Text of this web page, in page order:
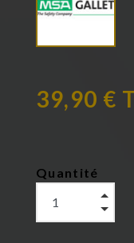
39,90 €
Quantité